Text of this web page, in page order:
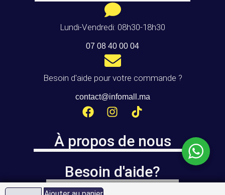
Lundi-Vendredi: 08h30-18h30
07 08 40 00 04
Besoin d'aide pour votre commande ?
contact@infomall.ma
À propos de nous
Besoin d'aide?